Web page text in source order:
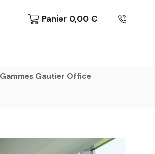
Panier 0,00 €
Gammes Gautier Office